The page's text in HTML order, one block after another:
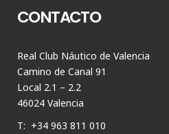
CONTACTO
Real Club Náutico de Valencia
Camino de Canal 91
Local 2.1 – 2.2
46024 Valencia
T: +34 963 811 010